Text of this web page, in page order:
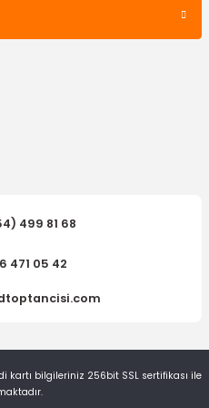
499 81 68
471 05 42
kartı bilgileriniz 256bit SSL sertifikası ile